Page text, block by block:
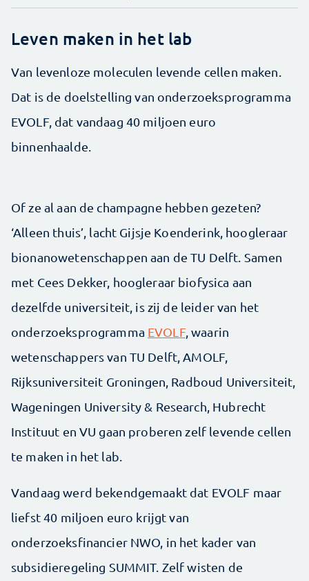
Leven maken in het lab
Van levenloze moleculen levende cellen maken.
Dat is de doelstelling van onderzoeksprogramma
EVOLF, dat vandaag 40 miljoen euro
binnenhaalde.
Of ze al aan de champagne hebben gezeten?
‘Alleen thuis’, lacht Gijsje Koenderink, hoogleraar
bionanowetenschappen aan de TU Delft. Samen
met Cees Dekker, hoogleraar biofysica aan
dezelfde universiteit, is zij de leider van het
onderzoeksprogramma EVOLF, waarin
wetenschappers van TU Delft, AMOLF,
Rijksuniversiteit Groningen, Radboud Universiteit,
Wageningen University & Research, Hubrecht
Instituut en VU gaan proberen zelf levende cellen
te maken in het lab.
Vandaag werd bekendgemaakt dat EVOLF maar
liefst 40 miljoen euro krijgt van
onderzoeksfinancier NWO, in het kader van
subsidieregeling SUMMIT. Zelf wisten de